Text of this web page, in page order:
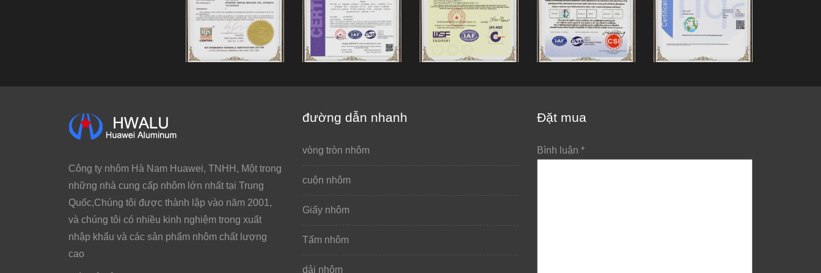
Công ty nhôm Hà Nam Huawei, TNHH, Một trong
những nhà cung cấp nhôm lớn nhất tại Trung
Quốc,Chúng tôi được thành lập vào năm 2001,
và chúng tôi có nhiều kinh nghiệm trong xuất
nhập khẩu và các sản phẩm nhôm chất lượng
cao
đường dẫn nhanh
vòng tròn nhôm
cuộn nhôm
Giấy nhôm
Tấm nhôm
dải nhôm
Đặt mua
Bình luận *